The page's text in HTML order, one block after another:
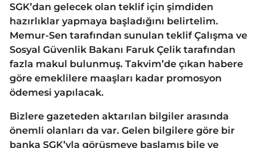
SGK’dan gelecek olan teklif için şimdiden
hazırlıklar yapmaya başladığını belirtelim.
Memur-Sen tarafından sunulan teklif Çalışma ve
Sosyal Güvenlik Bakanı Faruk Çelik tarafından
fazla makul bulunmuş. Takvim’de çıkan habere
göre emeklilere maaşları kadar promosyon
ödemesi yapılacak.
Bizlere gazeteden aktarılan bilgiler arasında
önemli olanları da var. Gelen bilgilere göre bir
banka SGK’yla görüşmeye başlamış bile ve